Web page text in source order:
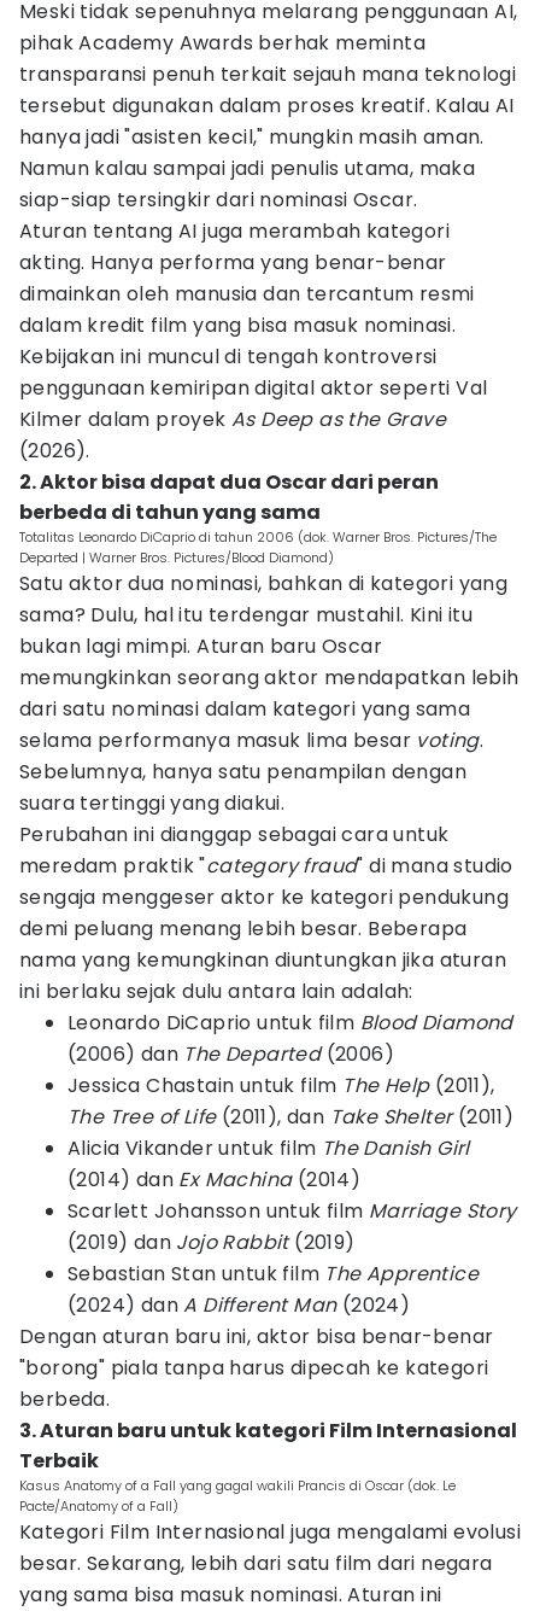
Meski tidak sepenuhnya melarang penggunaan AI,
pihak Academy Awards berhak meminta
transparansi penuh terkait sejauh mana teknologi
tersebut digunakan dalam proses kreatif. Kalau AI
hanya jadi "asisten kecil," mungkin masih aman.
Namun kalau sampai jadi penulis utama, maka
siap-siap tersingkir dari nominasi Oscar.
Aturan tentang AI juga merambah kategori
akting. Hanya performa yang benar-benar
dimainkan oleh manusia dan tercantum resmi
dalam kredit film yang bisa masuk nominasi.
Kebijakan ini muncul di tengah kontroversi
penggunaan kemiripan digital aktor seperti Val
Kilmer dalam proyek As Deep as the Grave
(2026).
2. Aktor bisa dapat dua Oscar dari peran
berbeda di tahun yang sama
Totalitas Leonardo DiCaprio di tahun 2006 (dok. Warner Bros. Pictures/The
Departed | Warner Bros. Pictures/Blood Diamond)
Satu aktor dua nominasi, bahkan di kategori yang
sama? Dulu, hal itu terdengar mustahil. Kini itu
bukan lagi mimpi. Aturan baru Oscar
memungkinkan seorang aktor mendapatkan lebih
dari satu nominasi dalam kategori yang sama
selama performanya masuk lima besar voting.
Sebelumnya, hanya satu penampilan dengan
suara tertinggi yang diakui.
Perubahan ini dianggap sebagai cara untuk
meredam praktik "category fraud" di mana studio
sengaja menggeser aktor ke kategori pendukung
demi peluang menang lebih besar. Beberapa
nama yang kemungkinan diuntungkan jika aturan
ini berlaku sejak dulu antara lain adalah:
Leonardo DiCaprio untuk film Blood Diamond
(2006) dan The Departed(2006)
Jessica Chastain untuk film The Help(2011),
The Tree of Life(2011), dan Take Shelter(2011)
Alicia Vikander untuk film The Danish Girl
(2014) dan Ex Machina(2014)
Scarlett Johansson untuk film Marriage Story
(2019) dan Jojo Rabbit(2019)
Sebastian Stan untuk film The Apprentice
(2024) danA Different Man (2024)
Dengan aturan baru ini, aktor bisa benar-benar
"borong" piala tanpa harus dipecah ke kategori
berbeda.
3. Aturan baru untuk kategori Film Internasional
Terbaik
Kasus Anatomy of a Fall yang gagal wakili Prancis di Oscar (dok. Le
Pacte/Anatomy of a Fall)
Kategori Film Internasional juga mengalami evolusi
besar. Sekarang, lebih dari satu film dari negara
yang sama bisa masuk nominasi. Aturan ini